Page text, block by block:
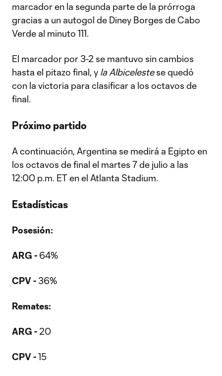
marcador en la segunda parte de la prórroga
gracias a un autogol de Diney Borges de Cabo
Verde al minuto 111.
El marcador por 3-2 se mantuvo sin cambios
hasta el pitazo final, y la Albicelestese quedó
con la victoria para clasificar a los octavos de
final.
Próximo partido
A continuación, Argentina se medirá a Egipto en
los octavos de final el martes 7 de julio a las
12:00 p.m. ET en el Atlanta Stadium.
Estadísticas
Posesión:
ARG - 64%
CPV - 36%
Remates:
ARG - 20
CPV -15